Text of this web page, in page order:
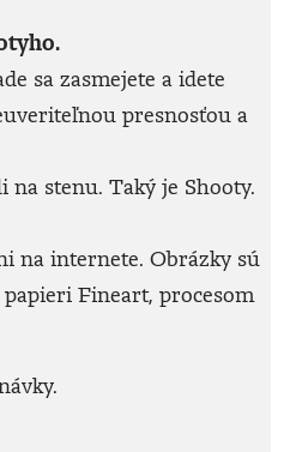
sa zasmejete a idete
presnosťou a
na stenu. Taký je Shooty.
na internete. Obrázky sú
Fineart, procesom